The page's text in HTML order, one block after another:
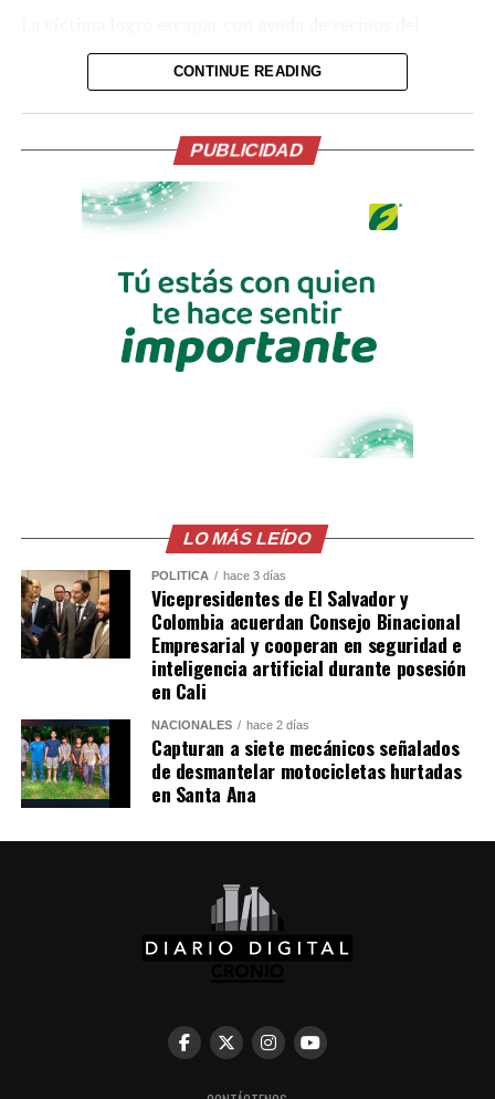
sector e interpuso la denuncia ante la Policía Nacional
Civil, que capturó al hombre en flagrancia. El kerosene
comúnmente usado como combustible.
El Juzgado decretó instrucción formal con detención
provisional y otorgó un plazo de siete meses para la
etapa de investigación. Durante este período se
El caso se enmarca en las acciones judiciales contra la
violencia hacia las mujeres y el feminicidio en grado de
tentativa, delitos que las autoridades han priorizado en
CONTINUE READING
PUBLICIDAD
LO MÁS LEÍDO
POLÍTICA hace 3 días
Vicepresidentes de El Salvador y
Colombia acuerdan Consejo Binacional
Empresarial y cooperan en seguridad e
inteligencia artificial durante posesión
en Cali
NACIONALES hace 2 días
Capturan a siete mecánicos señalados
de desmantelar motocicletas hurtadas
en Santa Ana